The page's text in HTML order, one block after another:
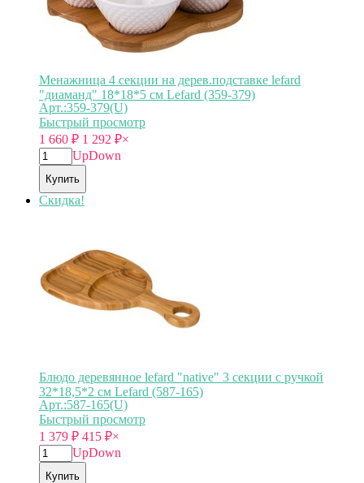
Менажница 4 секции на дерев.подставке lefard
"диаманд" 18*18*5 см Lefard (359-379)
Арт.:359-379(U)
Быстрый просмотр
1 660 ₽ 1 292 ₽×
UpDown
Купить
Скидка!
Блюдо деревянное lefard "native" 3 секции с ручкой
32*18,5*2 см Lefard (587-165)
Арт.:587-165(U)
Быстрый просмотр
1 379 ₽ 415 ₽×
UpDown
Купить